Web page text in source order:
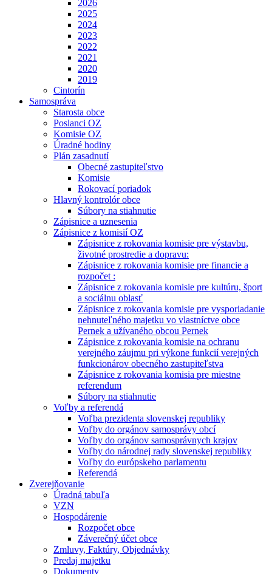
2026
2025
2024
2023
2022
2021
2020
2019
Cintorín
Samospráva
Starosta obce
Poslanci OZ
Komisie OZ
Úradné hodiny
Plán zasadnutí
Obecné zastupiteľstvo
Komisie
Rokovací poriadok
Hlavný kontrolór obce
Súbory na stiahnutie
Zápisnice a uznesenia
Zápisnice z komisií OZ
Zápisnice z rokovania komisie pre výstavbu,
životné prostredie a dopravu:
Zápisnice z rokovania komisie pre financie a
rozpočet :
Zápisnice z rokovania komisie pre kultúru, šport
a sociálnu oblasť
Zápisnice z rokovania komisie pre vysporiadanie
nehnuteľného majetku vo vlastníctve obce
Pernek a užívaného obcou Pernek
Zápisnice z rokovania komisie na ochranu
verejného záujmu pri výkone funkcií verejných
funkcionárov obecného zastupiteľstva
Zápisnice z rokovania komisia pre miestne
referendum
Súbory na stiahnutie
Voľby a referendá
Voľba prezidenta slovenskej republiky
Voľby do orgánov samosprávy obcí
Voľby do orgánov samosprávnych krajov
Voľby do národnej rady slovenskej republiky
Voľby do európskeho parlamentu
Referendá
Zverejňovanie
Úradná tabuľa
VZN
Hospodárenie
Rozpočet obce
Záverečný účet obce
Zmluvy, Faktúry, Objednávky
Predaj majetku
Dokumenty